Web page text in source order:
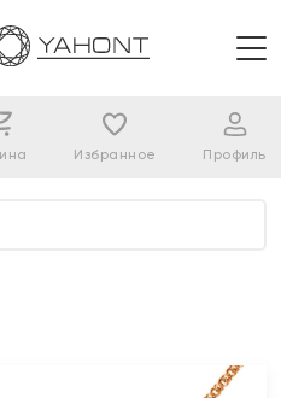
Избранное Профиль